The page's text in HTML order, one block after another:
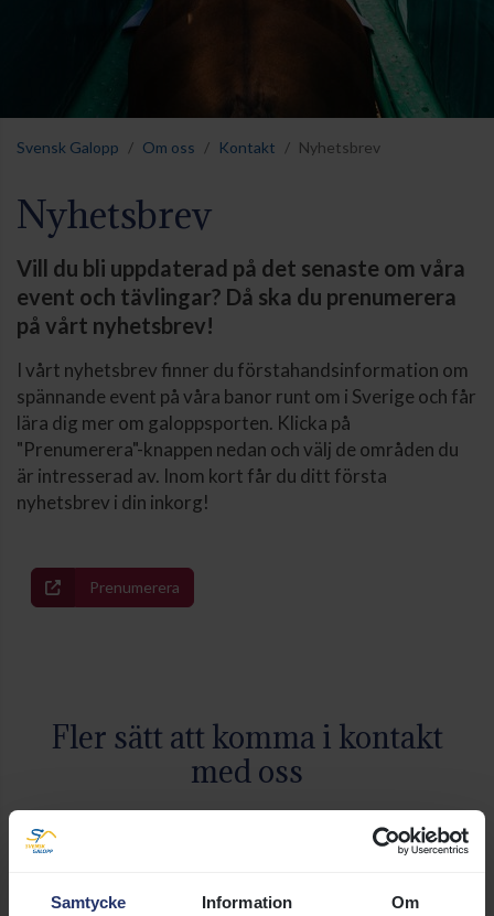
Samtycke Information Om
Svensk Galopp Om oss Kontakt Nyhetsbrev
Nyhetsbrev
Vill du bli uppdaterad på det senaste om våra
event och tävlingar? Då ska du prenumerera
på vårt nyhetsbrev!
I vårt nyhetsbrev finner du förstahandsinformation om
spännande event på våra banor runt om i Sverige och får
lära dig mer om galoppsporten. Klicka på
"Prenumerera"-knappen nedan och välj de områden du
är intresserad av. Inom kort får du ditt första
nyhetsbrev i din inkorg!
Prenumerera
Fler sätt att komma i kontakt
med oss
Medarbetare